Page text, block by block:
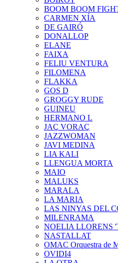
BOOM BOOM
CARMEN XÍA
DE GAIRÓ
DONALLOP
ELANE
FAIXA
FELIU VENTURA
FILOMENA
FLAKKA
GOS D
GROGGY RUDE
GUINEU
HERMANO L
JAÇ VORAÇ
JAZZWOMAN
JAVI MEDINA
LIA KALI
LLENGUA MORTA
MAIO
MALUKS
MARALA
LA MARIA
LAS NINYAS DEL
MILENRAMA
NOELIA LLORENS
NASTALLAT
OMAC Orquestra de
OVIDI4